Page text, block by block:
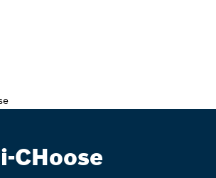
i-CHoose